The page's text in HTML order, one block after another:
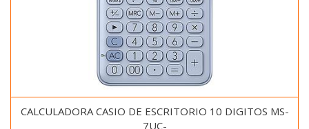
CALCULADORA CASIO DE ESCRITORIO 10 DIGITOS MS-
7UC-